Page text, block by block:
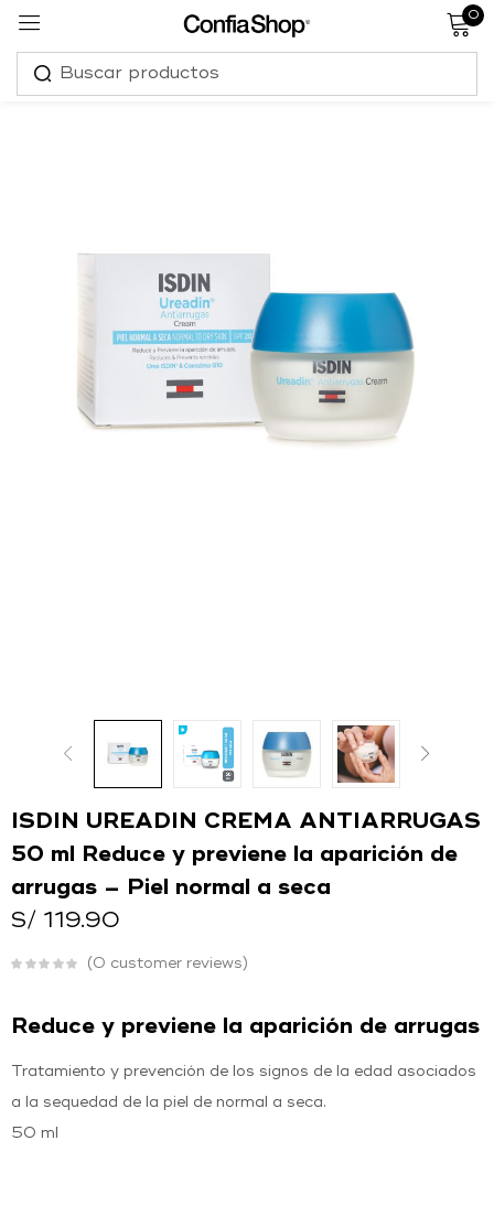
0
ISDIN UREADIN CREMA ANTIARRUGAS
50 ml Reduce y previene la aparición de
arrugas – Piel normal a seca
S/ 119.90
0 customer reviews
Reduce y previene la aparición de arrugas
Tratamiento y prevención de los signos de la edad asociados
a la sequedad de la piel de normal a seca.
50 ml
Sign in
Remember me
Log in
Create an account